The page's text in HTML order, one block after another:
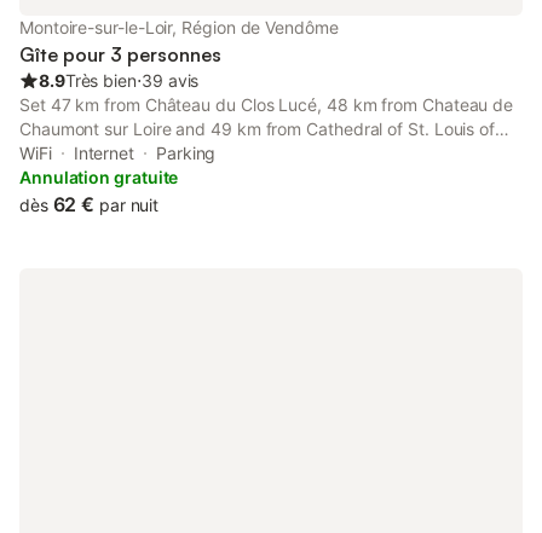
Montoire-sur-le-Loir, Région de Vendôme
Gîte pour 3 personnes
8.9Très bien⋅39 avis
Set 47 km from Château du Clos Lucé, 48 km from Chateau de
Chaumont sur Loire and 49 km from Cathedral of St. Louis of
Blois, Charmant studio en plein centre de Montoire provides
accommodation situated in Montoire-sur-le-Loir.
WiFi Internet
Parking
Annulation gratuite
dès 62 € par nuit